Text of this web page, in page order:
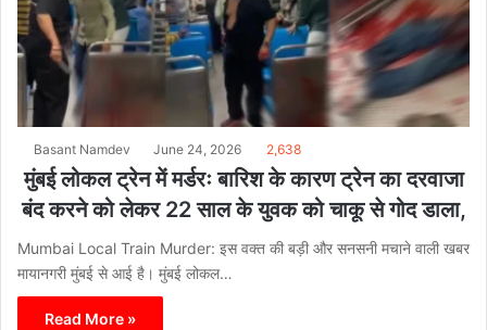
Basant Namdev June 24, 2026 2,638
मुंबई लोकल ट्रेन में मर्डरः बारिश के कारण ट्रेन का दरवाजा
बंद करने को लेकर 22 साल के युवक को चाकू से गोद डाला,
Mumbai Local Train Murder: इस वक्त की बड़ी और सनसनी मचाने वाली खबर
मायानगरी मुंबई से आई है। मुंबई लोकल…
Read More »